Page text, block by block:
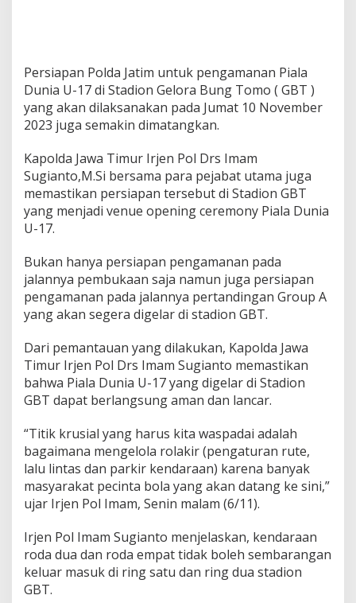
k
s
s
M
s
u
S
t
i
o
n
G
B
Persiapan Polda Jatim untuk pengamanan Piala
Dunia U-17 di Stadion Gelora Bung Tomo ( GBT )
yang akan dilaksanakan pada Jumat 10 November
2023 juga semakin dimatangkan.
Kapolda Jawa Timur Irjen Pol Drs Imam
Sugianto,M.Si bersama para pejabat utama juga
memastikan persiapan tersebut di Stadion GBT
yang menjadi venue opening ceremony Piala Dunia
U-17.
Bukan hanya persiapan pengamanan pada
jalannya pembukaan saja namun juga persiapan
pengamanan pada jalannya pertandingan Group A
yang akan segera digelar di stadion GBT.
Dari pemantauan yang dilakukan, Kapolda Jawa
Timur Irjen Pol Drs Imam Sugianto memastikan
bahwa Piala Dunia U-17 yang digelar di Stadion
GBT dapat berlangsung aman dan lancar.
“Titik krusial yang harus kita waspadai adalah
bagaimana mengelola rolakir (pengaturan rute,
lalu lintas dan parkir kendaraan) karena banyak
masyarakat pecinta bola yang akan datang ke sini,”
ujar Irjen Pol Imam, Senin malam (6/11).
Irjen Pol Imam Sugianto menjelaskan, kendaraan
roda dua dan roda empat tidak boleh sembarangan
keluar masuk di ring satu dan ring dua stadion
GBT.